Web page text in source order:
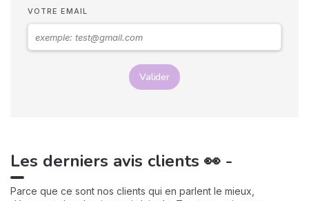
VOTRE EMAIL
Valider
Les derniers avis clients 👀 -
Parce que ce sont nos clients qui en parlent le mieux,